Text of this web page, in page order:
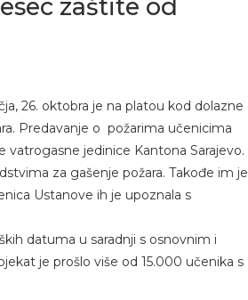
zaštite od
26. oktobra je na platou kod dolazne
Predavanje o požarima učenicima
vatrogasne jedinice Kantona Sarajevo.
za gašenje požara. Takođe im je
Ustanove ih je upoznala s
datuma u saradnji s osnovnim i
je prošlo više od 15.000 učenika s